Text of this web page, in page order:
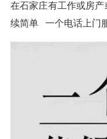
在石家庄有工作或房
续简单 一个电话上门